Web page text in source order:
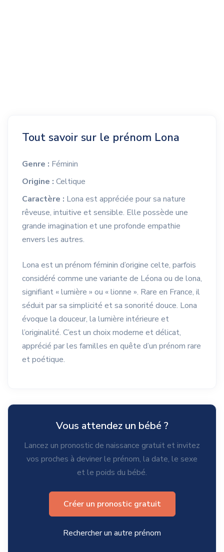
Tout savoir sur le prénom Lona
Genre : Féminin
Origine : Celtique
Caractère : Lona est appréciée pour sa nature
rêveuse, intuitive et sensible. Elle possède une
grande imagination et une profonde empathie
envers les autres.
Lona est un prénom féminin d’origine celte, parfois
considéré comme une variante de Léona ou de lona,
signifiant « lumière » ou « lionne ». Rare en France, il
séduit par sa simplicité et sa sonorité douce. Lona
évoque la douceur, la lumière intérieure et
l’originalité. C’est un choix moderne et délicat,
apprécié par les familles en quête d’un prénom rare
et poétique.
Vous attendez un bébé ?
Lancez un pronostic de naissance gratuit et invitez
vos proches à deviner le prénom, la date, le sexe
et le poids du bébé.
Créer un pronostic gratuit
Rechercher un autre prénom